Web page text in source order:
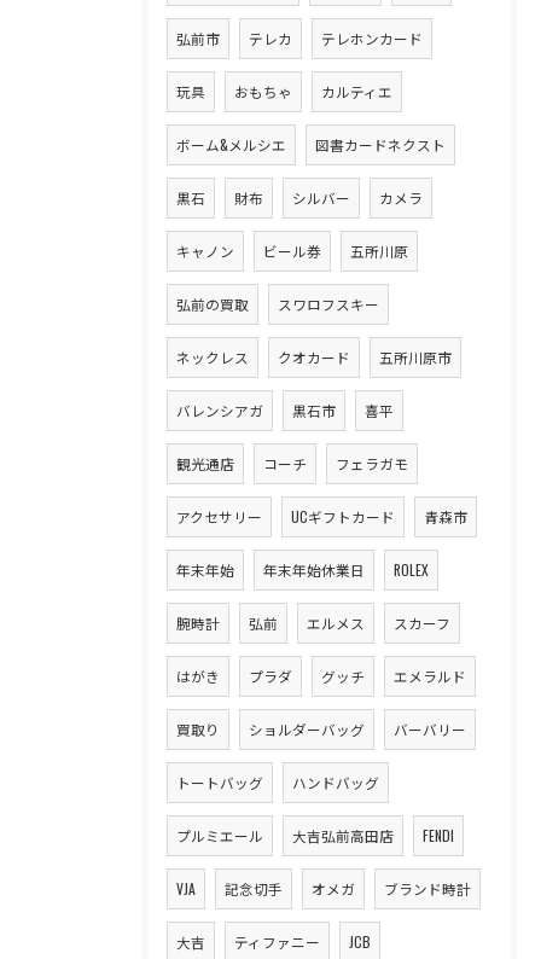
弘前市 テレカ テレホンカード
玩具 おもちゃ カルティエ
ボーム&メルシエ 図書カードネクスト
黒石 財布 シルバー カメラ
キャノン ビール券 五所川原
弘前の買取 スワロフスキー
ネックレス クオカード 五所川原市
バレンシアガ 黒石市 喜平
観光通店 コーチ フェラガモ
アクセサリー UCギフトカード 青森市
年末年始 年末年始休業日 ROLEX
腕時計 弘前 エルメス スカーフ
はがき プラダ グッチ エメラルド
買取り ショルダーバッグ バーバリー
トートバッグ ハンドバッグ
プルミエール 大吉弘前高田店 FENDI
VJA 記念切手 オメガ ブランド時計
大吉 ティファニー JCB